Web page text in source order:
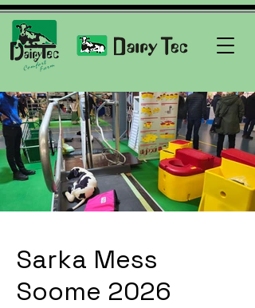
Sarka Mess
Soome 2026